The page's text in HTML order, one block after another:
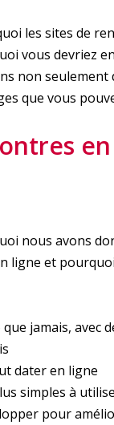
les sites de
vous devriez
non seulement
que vous
nous avons
ligne et
jamais, avec
dater en ligne
simples à
pour